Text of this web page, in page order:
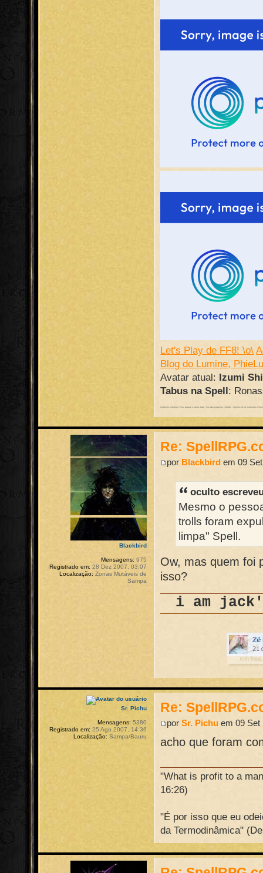
Let's Play de FF8! \o\
Blog do Lumine,
Avatar atual: Izumi
Tabus na Spell :
I return to help burn / Your people's future down / You destroyed my children / You forced my retribution /
Re:
por Blackbird em 09
oculto
Mesmo o
trolls foram
limpa" Spell.
Ow, mas quem foi
isso?
i am
Blackbird
Mensagens: 975
Registrado em: 28 Dez 2007, 03:07
Localização: Zonas Mutáveis de
Sampa
Re:
porSr. Pichu em 09 Set
acho que foram
"What is profit to a
16:26)
"É por isso que eu
da Termodinâmica"
Sr. Pichu
Mensagens: 5380
Registrado em: 25 Ago 2007, 14:36
Localização: Sampa/Bauru